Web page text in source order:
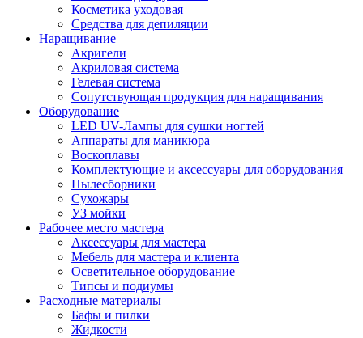
Косметика уходовая
Средства для депиляции
Наращивание
Акригели
Акриловая система
Гелевая система
Сопутствующая продукция для наращивания
Оборудование
LED UV-Лампы для сушки ногтей
Аппараты для маникюра
Воскоплавы
Комплектующие и аксессуары для оборудования
Пылесборники
Сухожары
УЗ мойки
Рабочее место мастера
Аксессуары для мастера
Мебель для мастера и клиента
Осветительное оборудование
Типсы и подиумы
Расходные материалы
Бафы и пилки
Жидкости